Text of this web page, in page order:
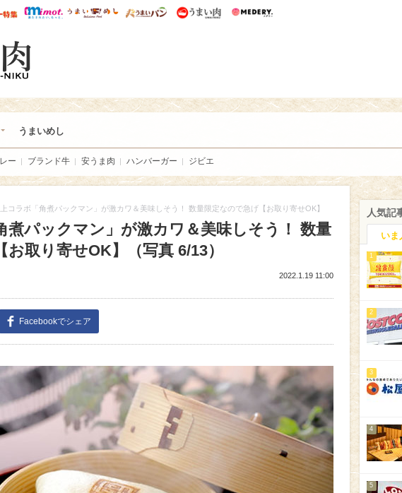
* ウレぴあ総研 ディズニー特集
mimot. うまいめし うまいパン うまい肉
うまいめし
ー ブランド牛 安うま肉 ハンバーガー ジビエ
コラボ「角煮パックマン」が激カワ＆美味しそう！ 数量限定なので急げ【お取り寄せOK】
煮パックマン」が激カワ＆美味しそう！ 数量
取り寄せOK】（写真 6/13）
2022.1.19 11:00
Facebookでシェア
人気記
いま
1
2
3
4
5